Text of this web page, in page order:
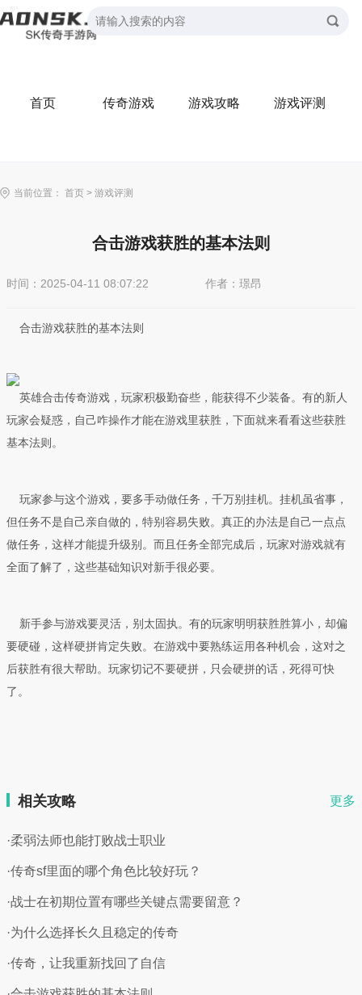
首页 传奇游戏 游戏攻略 游戏评测
当前位置： 首页 > 游戏评测
合击游戏获胜的基本法则
时间：2025-04-11 08:07:22 作者：璟昂
合击游戏获胜的基本法则
英雄合击传奇游戏，玩家积极勤奋些，能获得不少装备。有的新人
玩家会疑惑，自己咋操作才能在游戏里获胜，下面就来看看这些获胜
基本法则。
玩家参与这个游戏，要多手动做任务，千万别挂机。挂机虽省事，
但任务不是自己亲自做的，特别容易失败。真正的办法是自己一点点
做任务，这样才能提升级别。而且任务全部完成后，玩家对游戏就有
全面了解了，这些基础知识对新手很必要。
新手参与游戏要灵活，别太固执。有的玩家明明获胜胜算小，却偏
要硬碰，这样硬拼肯定失败。在游戏中要熟练运用各种机会，这对之
后获胜有很大帮助。玩家切记不要硬拼，只会硬拼的话，死得可快
了。
相关攻略 更多
·柔弱法师也能打败战士职业
·传奇sf里面的哪个角色比较好玩？
·战士在初期位置有哪些关键点需要留意？
·为什么选择长久且稳定的传奇
·传奇，让我重新找回了自信